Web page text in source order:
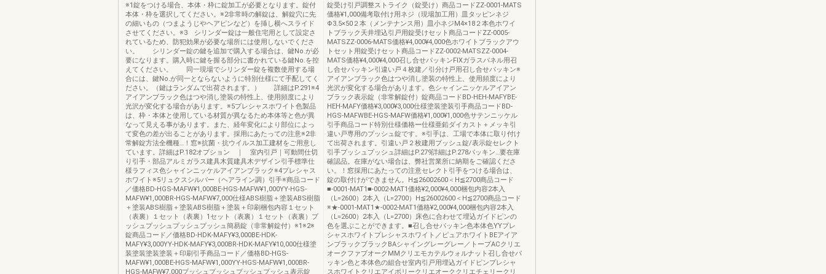
※1錠をつける場合、本体・枠に錠加工が必要となります。錠付
本体・枠を選択してください。※2非常時の解錠は、解錠穴に先
の細いもの（つまようじやヘアピンなど）を挿し横へスライド
させてください。※3 シリンダー錠は一般住宅用として設定さ
れているため、防犯効果が必要な場所には使用しないでくださ
い。 シリンダー錠の鍵を追加で購入する場合は、鍵No.が必
要になります。購入時に鍵を握る部分に書かれている鍵No.を控
えてください。 同一現場でシリンダー錠を複数使用する場
合には、鍵No.が同一とならないように特別仕様にて手配してく
ださい。（鍵はランダムで出荷されます。） 詳細はP.291※4
アイアンブラック色はつや消し塗装の特性上、使用頻度により
光沢が変化する場合があります。※5プレシャスホワイト色製品
は、枠・本体と使用している材質が異なるため本体等と色が異
なって見える事があります。また、経年変化により部位によっ
て変色の差が出ることがあります。採用にあたっての注意※2非
常解錠方法全機種…！窓※抗菌・抗ウイルス加工建材をご用意し
ています。詳細はP.182オプション ｜ 室内引戸｜可動間仕切
り引手・部品アルミガラス建具木質建具木デザイン引手標準仕
様ラフィス色シャインニッケルアイアンブラック※4プレシャス
ホワイト※5リュクスシルバー（ヘアライン調）引手※商品コード
／価格BD-HGS-MAFW¥1,000BE-HGS-MAFW¥1,000YY-HGS-
MAFW¥1,000BR-HGS-MAFW¥7,000仕様ABS樹脂＋塗装ABS樹脂
＋塗装ABS樹脂＋塗装ABS樹脂＋塗装＋印刷梱包内容１セット
（表裏）１セット（表裏）1セット（表裏）１セット（表裏）プ
ッシュプッシュプッシュプッシュ簡易錠（非常解錠付）※1※2※
錠商品コード／価格BD-HDK-MAFY¥3,000BE-HDK-
MAFY¥3,000YY-HDK-MAFY¥3,000BR-HDK-MAFY¥10,000仕様塗
装塗装塗装塗装＋印刷引手商品コード／価格BD-HGS-
MAFW¥1,000BE-HGS-MAFW¥1,000YY-HGS-MAFW¥1,000BR-
HGS-MAFW¥7,000プッシュプッシュプッシュプッシュ表示錠
錠受け引戸調整ストライク（錠受け）商品コードZZ-0001-MATS
価格¥1,000備考取付け用ネジ（現場加工用）皿タッピンネジ
Φ3.5×50２本（メンテナンス用）皿小ネジM4×18２本色ホワイ
トブラック天井埋込引戸用錠受けセット商品コードZZ-0005-
MATSZZ-0006-MATS価格¥4,000¥4,000色ホワイトブラックアウ
トセット用錠受けセット商品コードZZ-0002-MATSZZ-0004-
MATS価格¥4,000¥4,000召し合せパッキンFIXガラスパネル用召
し合せパッキン引違い戸４枚建／引分け戸用召し合せパッキン※
アイアンブラック色はつや消し塗装の特性上、使用頻度により
光沢が変化する場合があります。色シャインニッケルアイアン
ブラック表示錠（非常解錠付）錠商品コードBD-HEH-MAFYBE-
HEH-MAFY価格¥3,000¥3,000仕様塗装塗装引手商品コードBD-
HGS-MAFWBE-HGS-MAFW価格¥1,000¥1,000色サテンニッケル
引手商品コード特別仕様価格ー仕様亜鉛ダイカスト＋メッキ引
違い戸専用のプッシュ錠です。※引手は、工場で本体に取り付け
て出荷されます。引違い戸２枚建用プッシュ錠/表示錠セレクト
引手プッシュプッシュ詳細はP.279詳細はP.278パッキン…要在庫
確認品。在庫がない場合は、弊社営業所に納期をご確認くださ
い。！窓採用にあたっての注意セレクト引手をつける場合は、
錠の取付けができません。H≦26002600＜H≦2700商品コード
■-0001-MAT1■-0002-MAT1価格¥2,000¥4,000梱包内容2本入
（L=2600）2本入（L=2700）H≦26002600＜H≦2700商品コード
※★-0001-MAT1★-0002-MAT1価格¥2,000¥4,000梱包内容2本入
（L=2600）2本入（L=2700）床色に合わせて埋込ガイドピンの
色を選ぶことができます。■召し合せパッキン色本体色YYプレ
シャスホワイトプレシャスホワイト／ピュアホワイトBEアイア
ンブラックブラックBAシャイングレーグレー／トープACクリエ
オークファブオークMMクリエモカテルウォルナット召し合せパ
ッキン色と本体色の組合せ室内引戸用埋込ガイドピンプレシャ
スホワイトクリエアイボリークリエオーククリエチェリークリ